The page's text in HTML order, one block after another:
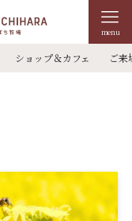
menu
ショップ＆カフェ ご来